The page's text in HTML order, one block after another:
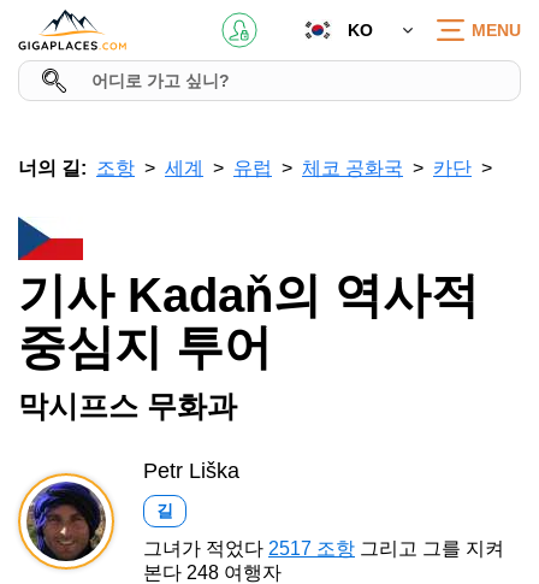
KO MENU
너의 길: 조항 세계 유럽 체코 공화국 카단
기사 Kadaň의 역사적
중심지 투어
막시프스 무화과
Petr Liška
길
그녀가 적었다 2517 조항 그리고 그를 지켜
본다 248 여행자